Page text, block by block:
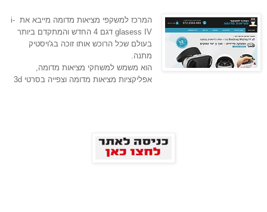
המרכז למשקפי מציאות מדומה מייבא את i-
glasess IV דגם 4 החדש והמתקדם ביותר
בעולם שכל הרוכש אותו זוכה בג'ויסטיק
מתנה.
אפליקציות מציאות מדומה וצפייה בסרטי 3d